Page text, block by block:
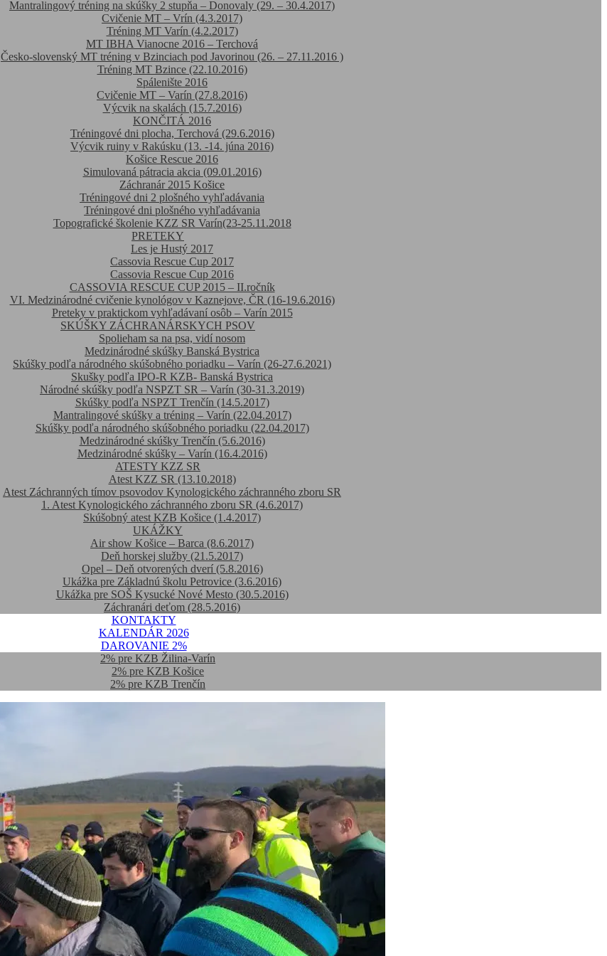
Mantralingový tréning na skúšky 2 stupňa – Donovaly (29. – 30.4.2017)
Cvičenie MT – Vrín (4.3.2017)
Tréning MT Varín (4.2.2017)
MT IBHA Vianocne 2016 – Terchová
Česko-slovenský MT tréning v Bzinciach pod Javorinou (26. – 27.11.2016 )
Tréning MT Bzince (22.10.2016)
Spálenište 2016
Cvičenie MT – Varín (27.8.2016)
Výcvik na skalách (15.7.2016)
KONČITÁ 2016
Tréningové dni plocha, Terchová (29.6.2016)
Výcvik ruiny v Rakúsku (13. -14. júna 2016)
Košice Rescue 2016
Simulovaná pátracia akcia (09.01.2016)
Záchranár 2015 Košice
Tréningové dni 2 plošného vyhľadávania
Tréningové dni plošného vyhľadávania
Topografické školenie KZZ SR Varín(23-25.11.2018
PRETEKY
Les je Hustý 2017
Cassovia Rescue Cup 2017
Cassovia Rescue Cup 2016
CASSOVIA RESCUE CUP 2015 – II.ročník
VI. Medzinárodné cvičenie kynológov v Kaznejove, ČR (16-19.6.2016)
Preteky v praktickom vyhľadávaní osôb – Varín 2015
SKÚŠKY ZÁCHRANÁRSKYCH PSOV
Spolieham sa na psa, vidí nosom
Medzinárodné skúšky Banská Bystrica
Skúšky podľa národného skúšobného poriadku – Varín (26-27.6.2021)
Skušky podľa IPO-R KZB- Banská Bystrica
Národné skúšky podľa NSPZT SR – Varín (30-31.3.2019)
Skúšky podľa NSPZT Trenčín (14.5.2017)
Mantralingové skúšky a tréning – Varín (22.04.2017)
Skúšky podľa národného skúšobného poriadku (22.04.2017)
Medzinárodné skúšky Trenčín (5.6.2016)
Medzinárodné skúšky – Varín (16.4.2016)
ATESTY KZZ SR
Atest KZZ SR (13.10.2018)
Atest Záchranných tímov psovodov Kynologického záchranného zboru SR
1. Atest Kynologického záchranného zboru SR (4.6.2017)
Skúšobný atest KZB Košice (1.4.2017)
UKÁŽKY
Air show Košice – Barca (8.6.2017)
Deň horskej služby (21.5.2017)
Opel – Deň otvorených dverí (5.8.2016)
Ukážka pre Základnú školu Petrovice (3.6.2016)
Ukážka pre SOŠ Kysucké Nové Mesto (30.5.2016)
Záchranári deťom (28.5.2016)
KONTAKTY
KALENDÁR 2026
DAROVANIE 2%
2% pre KZB Žilina-Varín
2% pre KZB Košice
2% pre KZB Trenčín